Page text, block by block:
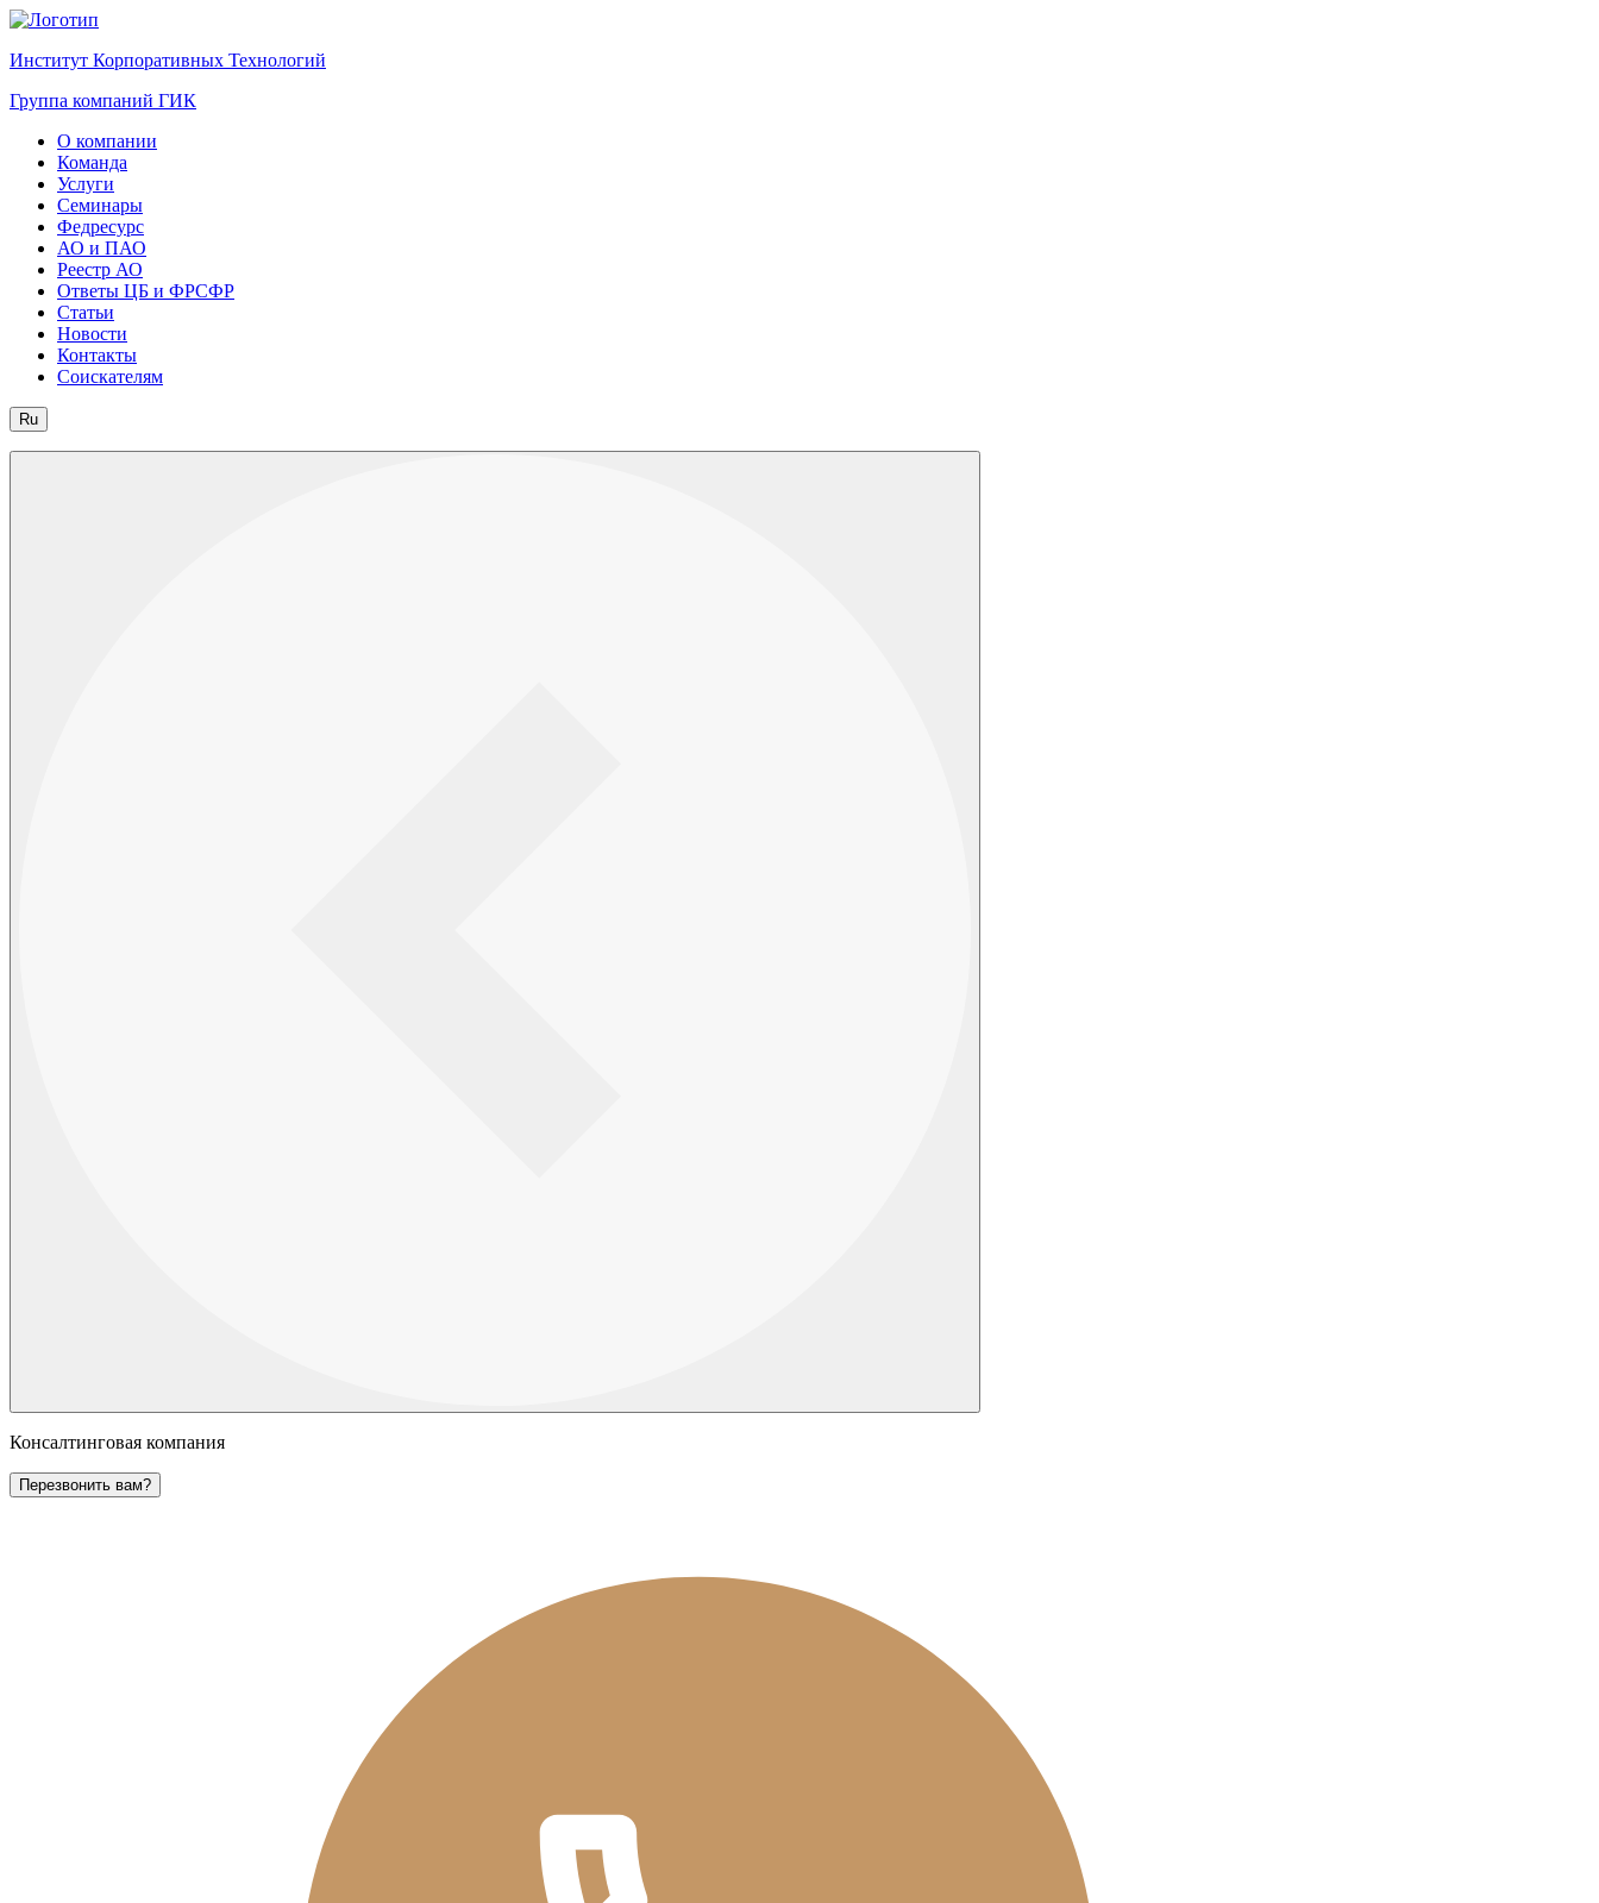
Институт Корпоративных Технологий
Группа компаний ГИК
О компании
Команда
Услуги
Семинары
Федресурс
АО и ПАО
Реестр АО
Ответы ЦБ и ФРСФР
Статьи
Новости
Контакты
Соискателям
Ru
Консалтинговая компания
Перезвонить вам?